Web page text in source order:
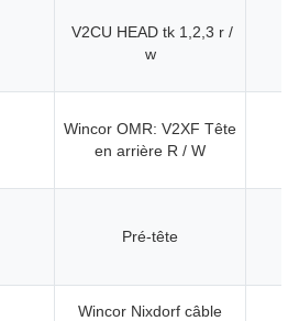
V2CU HEAD tk 1,2,3 r /
w
Wincor OMR: V2XF Tête
en arrière R / W
Pré-tête
Wincor Nixdorf câble